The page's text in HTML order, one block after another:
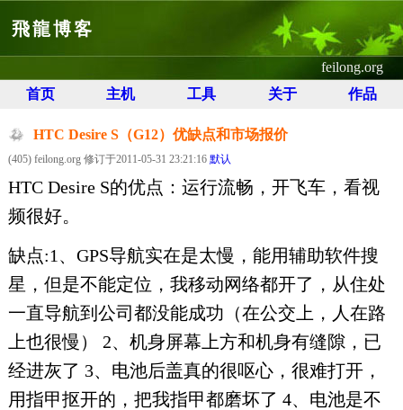
飛龍博客
feilong.org
首页
主机 工具 关于 作品
HTC Desire S（G12）优缺点和市场报价
(405) feilong.org 修订于2011-05-31 23:21:16 默认
HTC Desire S的优点：运行流畅，开飞车，看视
频很好。
缺点:1、GPS导航实在是太慢，能用辅助软件搜
星，但是不能定位，我移动网络都开了，从住处
一直导航到公司都没能成功（在公交上，人在路
上也很慢） 2、机身屏幕上方和机身有缝隙，已
经进灰了 3、电池后盖真的很呕心，很难打开，
用指甲抠开的，把我指甲都磨坏了 4、电池是不